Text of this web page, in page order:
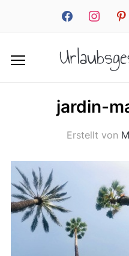
facebookinstagram
jardin-
Erstellt von